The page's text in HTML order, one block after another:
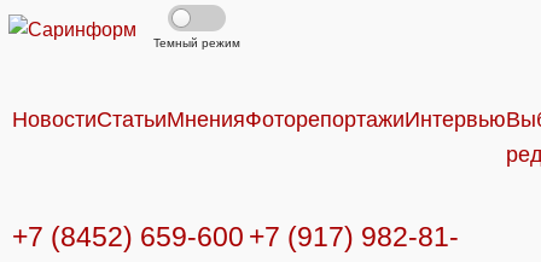
Темный режим
НовостиСтатьиМненияФоторепортажиИнтервью
+7 (8452) 659-600 +7 (917) 982-81-